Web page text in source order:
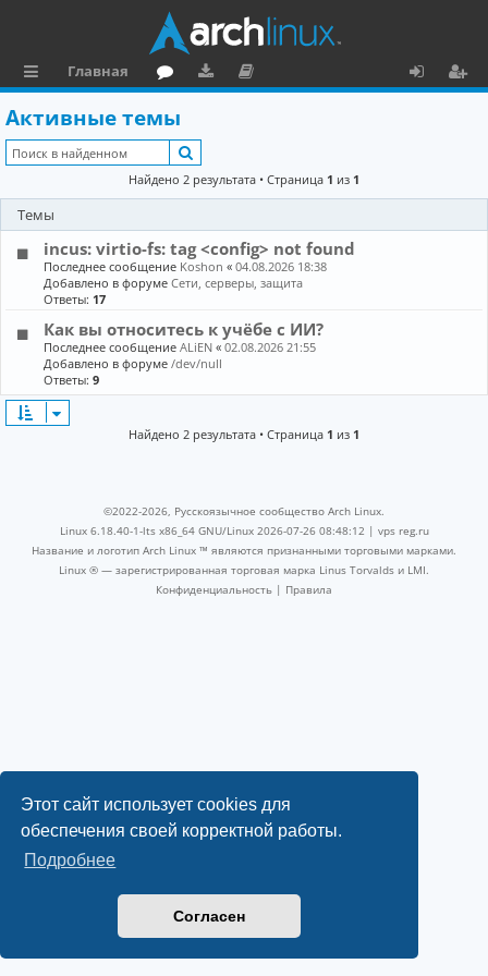
Этот сайт использует cookies для
обеспечения своей корректной работы.
Подробнее
Согласен
ы
л
к
и
Главная
ру
м
ру
зк
и
е
н
та
и
р
а
Активные темы
Найдено 2 результата • Страница 1 из 1
Темы
incus: virtio-fs: tag <config> not found
Последнее сообщение Koshon «04.08.2026 18:38
Добавлено в форумеСети, серверы, защита
Ответы: 17
Как вы относитесь к учёбе с ИИ?
Последнее сообщениеALiEN «02.08.2026 21:55
Добавлено в форуме/dev/null
Ответы:9
Найдено 2 результата • Страница 1 из 1
©2022-2026, Русскоязычное сообщество Arch Linux.
Linux 6.18.40-1-lts x86_64 GNU/Linux 2026-07-26 08:48:12 | vps reg.ru
Название и логотип Arch Linux ™ являются признанными торговыми марками.
Linux ® — зарегистрированная торговая марка Linus Torvalds и LMI.
Конфиденциальность | Правила